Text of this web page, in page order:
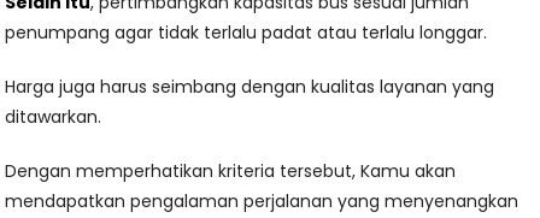
penumpang agar tidak terlalu padat atau terlalu longgar.
Harga juga harus seimbang dengan kualitas layanan yang
ditawarkan.
Dengan memperhatikan kriteria tersebut, Kamu akan
mendapatkan pengalaman perjalanan yang menyenangkan